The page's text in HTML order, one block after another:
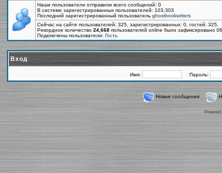
Наши пользователи отправили всего сообщений: 0
В системе зарегистрированных пользователей: 103,303
Последний зарегистрированный пользователь ghostbookwriters
Сейчас на сайте пользователей: 325, зарегистрированных: 0, гостей:
Рекордное количество 24,668 пользователей online было зафиксировано
Подключены пользователи: Гость
Вход
Имя: Пароль:
Новые сообщения